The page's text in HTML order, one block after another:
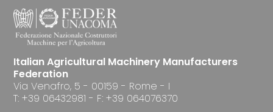
Italian Agricultural Machinery Manufacturers
Federation
Via Venafro, 5 - 00159 - Rome - I
T: +39 06432981 - F: +39 064076370